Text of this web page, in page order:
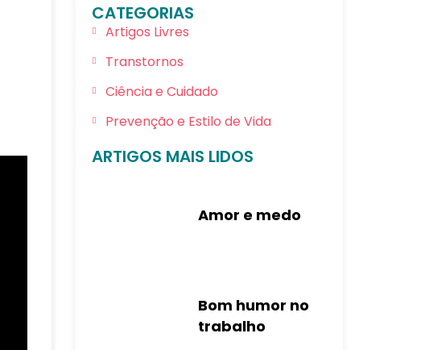
CATEGORIAS
Artigos Livres
Transtornos
Ciência e Cuidado
Prevenção e Estilo de Vida
ARTIGOS MAIS LIDOS
Amor e medo
Bom humor no
trabalho